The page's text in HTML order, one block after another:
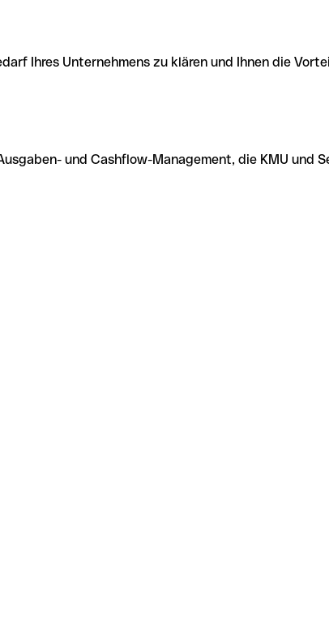
Ihres Unternehmens zu klären und Ihnen die
und Cashflow-Management, die KMU und